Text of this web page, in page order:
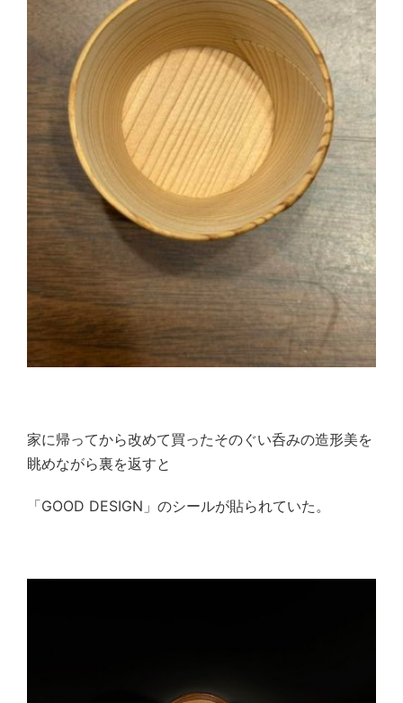
家に帰ってから改めて買ったそのぐい呑みの造形美を
眺めながら裏を返すと
「GOOD DESIGN 」のシールが貼られていた。